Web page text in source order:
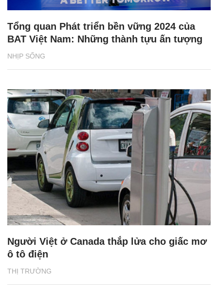
NHỊP SỐNG
Tổng quan Phát triển bền vững 2024 của
BAT Việt Nam: Những thành tựu ấn tượng
THỊ TRƯỜNG
Người Việt ở Canada thắp lửa cho giấc mơ
ô tô điện